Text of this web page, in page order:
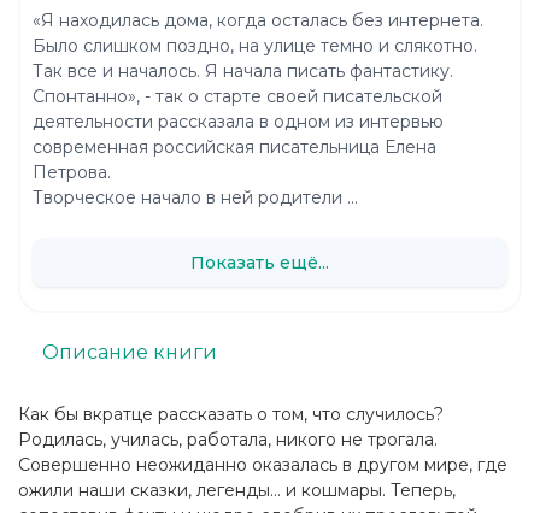
Как бы вкратце рассказать о том, что случилось?
Родилась, училась, работала, никого не трогала.
Совершенно неожиданно оказалась в другом мире, где
ожили наши сказки, легенды… и кошмары. Теперь,
Описание книги
«Я находилась дома, когда осталась без интернета.
Было слишком поздно, на улице темно и слякотно.
Так все и началось. Я начала писать фантастику.
Спонтанно», - так о старте своей писательской
деятельности рассказала в одном из интервью
современная российская писательница Елена
Петрова.
Творческое начало в ней родители ...
Показать ещё...